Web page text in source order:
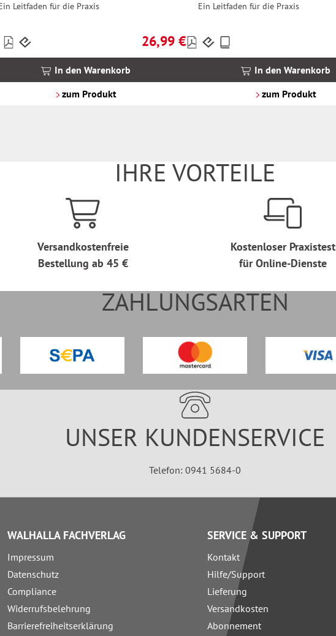
Leitfaden für die Praxis
Regulärer Preis:
26,99 €
In den Warenkorb
zum Produkt
Ein Leitfaden für die Praxis
Preise
inkl.
In den Warenkorb
zum Produkt
IHRE VORTEILE
Versandkostenfreie
Bestellung ab 45 €
Kostenloser Praxistest
für Online-Dienste
ZAHLUNGSARTEN
UNSER KUNDENSERVICE
Telefon: 0941 5684-0
WALHALLA FACHVERLAG
Impressum
Datenschutz
Compliance
Widerrufsbelehrung
Barrierefreiheitserklärung
SERVICE & SUPPORT
Kontakt
Hilfe/Support
Lieferung
Versandkosten
Abonnement